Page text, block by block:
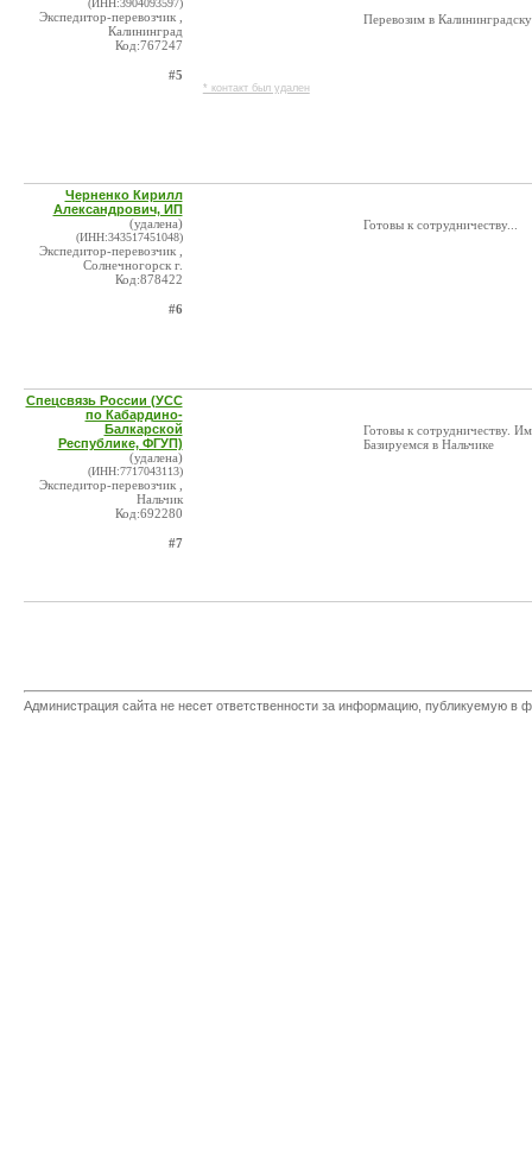
(ИНН:3904093597)
Экспедитор-перевозчик ,
Калининград
Код:767247
#5
* контакт был удален
Перевозим в
Черненко Кирилл
Александрович, ИП
(удалена)
(ИНН:343517451048)
Экспедитор-перевозчик ,
Солнечногорск г.
Код:878422
#6
Готовы к сотрудничеству...
Спецсвязь России (УСС
по Кабардино-
Балкарской
Республике, ФГУП)
(удалена)
(ИНН:7717043113)
Экспедитор-перевозчик ,
Нальчик
Код:692280
#7
Готовы к сотрудничеству.
Базируемся в Нальчике
Администрация сайта не несет ответственности за информацию, публикуемую